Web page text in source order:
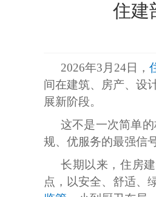
住建
2026年3月24日，
间在建筑、房产、设
展新阶段。
这不是一次简单
规、优服务的最强信
长期以来，住房
点，以安全、舒适、